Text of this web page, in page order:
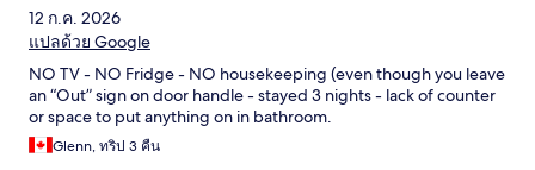
12 ก.ค. 2026
แปลด้วย Google
NO TV - NO Fridge - NO housekeeping (even though you leave
an “Out” sign on door handle - stayed 3 nights - lack of counter
or space to put anything on in bathroom.
Glenn, ทริป 3 คืน